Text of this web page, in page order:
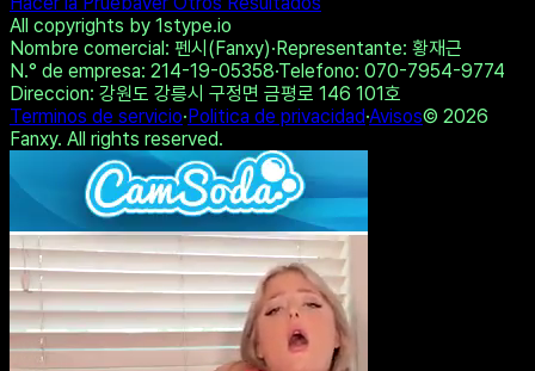
All copyrights by 1stype.io
Nombre comercial: 펜시(Fanxy)·Representante: 황재근
N.° de empresa: 214-19-05358·Telefono: 070-7954-9774
Direccion: 강원도 강릉시 구정면 금평로 146 101호
Terminos de servicio·Politica de privacidad·Avisos© 2026
Fanxy. All rights reserved.